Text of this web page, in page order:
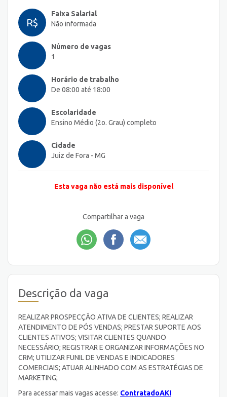
R$
Faixa Salarial
Não informada
Número de vagas
1
Horário de trabalho
De 08:00 até 18:00
Escolaridade
Ensino Médio (2o. Grau) completo
Cidade
Juiz de Fora - MG
Esta vaga não está mais disponível
Compartilhar a vaga
Descrição da vaga
REALIZAR PROSPECÇÃO ATIVA DE CLIENTES; REALIZAR
ATENDIMENTO DE PÓS VENDAS; PRESTAR SUPORTE AOS
CLIENTES ATIVOS; VISITAR CLIENTES QUANDO
NECESSÁRIO; REGISTRAR E ORGANIZAR INFORMAÇÕES NO
CRM; UTILIZAR FUNIL DE VENDAS E INDICADORES
COMERCIAIS; ATUAR ALINHADO COM AS ESTRATÉGIAS DE
MARKETING;
Para acessar mais vagas acesse: ContratadoAKI